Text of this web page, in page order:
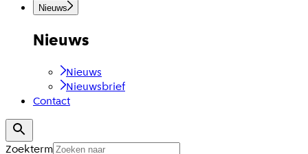
Nieuws
Nieuws
Nieuws
Nieuwsbrief
Contact
Zoekterm